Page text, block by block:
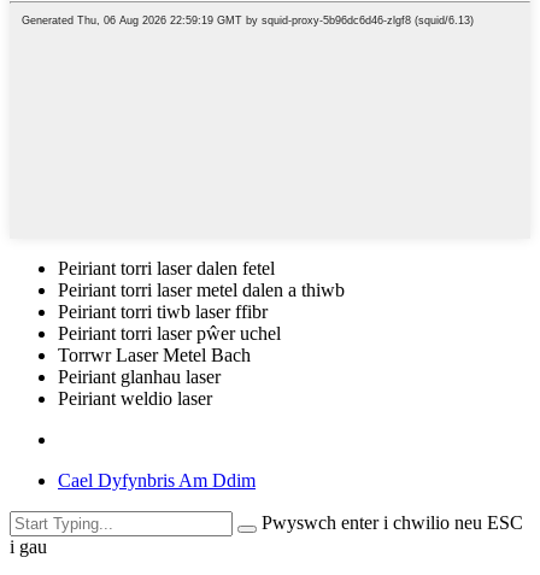
Peiriant torri laser dalen fetel
Peiriant torri laser metel dalen a thiwb
Peiriant torri tiwb laser ffibr
Peiriant torri laser pŵer uchel
Torrwr Laser Metel Bach
Peiriant glanhau laser
Peiriant weldio laser
Cael Dyfynbris Am Ddim
Pwyswch enter i chwilio neu ESC
i gau